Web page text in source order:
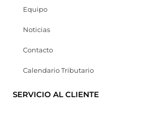
Equipo
Noticias
Contacto
Calendario Tributario
SERVICIO AL CLIENTE